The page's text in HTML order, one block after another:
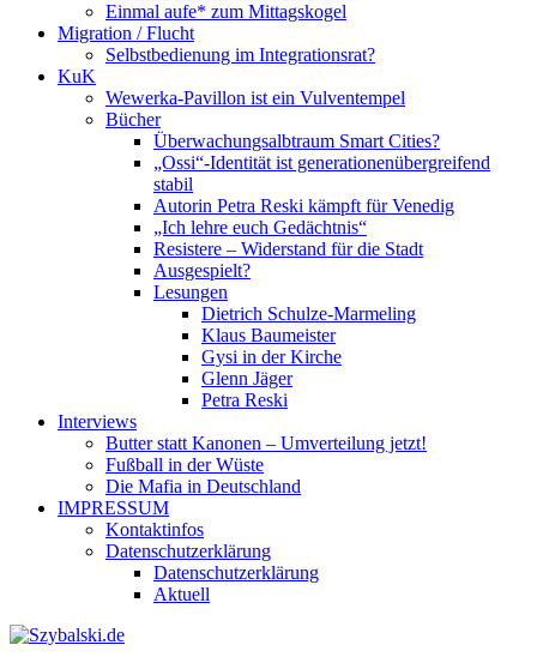
Einmal aufe* zum Mittagskogel
Migration / Flucht
Selbstbedienung im Integrationsrat?
KuK
Wewerka-Pavillon ist ein Vulventempel
Bücher
Überwachungsalbtraum Smart Cities?
„Ossi“-Identität ist generationenübergreifend
stabil
Autorin Petra Reski kämpft für Venedig
„Ich lehre euch Gedächtnis“
Resistere – Widerstand für die Stadt
Ausgespielt?
Lesungen
Dietrich Schulze-Marmeling
Klaus Baumeister
Gysi in der Kirche
Glenn Jäger
Petra Reski
Interviews
Butter statt Kanonen – Umverteilung jetzt!
Fußball in der Wüste
Die Mafia in Deutschland
IMPRESSUM
Kontaktinfos
Datenschutzerklärung
Datenschutzerklärung
Aktuell